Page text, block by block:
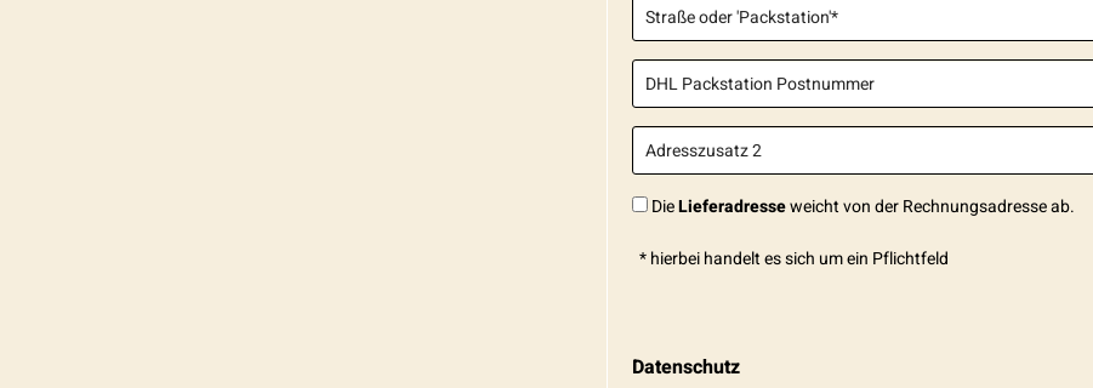
DieLieferadresseweicht von der Rechnungsadresse ab.
* hierbei handelt es sich um ein Pflichtfeld
Datenschutz